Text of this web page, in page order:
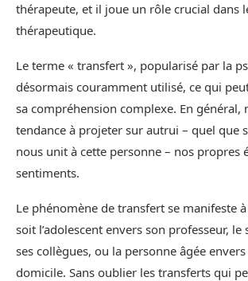
thérapeute, et il joue un rôle crucial dans
thérapeutique.
Le terme « transfert », popularisé par la
désormais couramment utilisé, ce qui
sa compréhension complexe. En général,
tendance à projeter sur autrui – quel que
nous unit à cette personne – nos propres
sentiments.
Le phénomène de transfert se manifeste
soit l’adolescent envers son professeur, le
ses collègues, ou la personne âgée
domicile. Sans oublier les transferts qui